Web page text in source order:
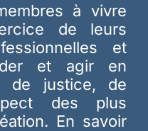
à vivre
de leurs
et
et agir en
de justice, de
des plus
En savoir